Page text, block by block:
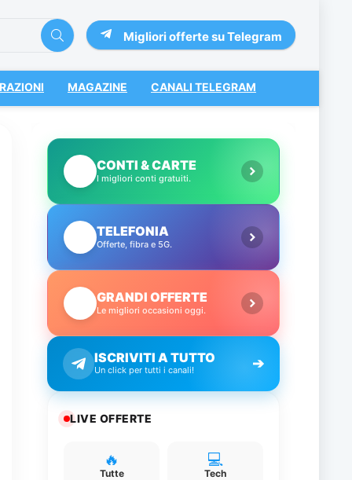
Migliori offerte su Telegram
MAGAZINE CANALI TELEGRAM
CONTI & CARTE
I migliori conti gratuiti.
TELEFONIA
Offerte, fibra e 5G.
GRANDI OFFERTE
Le migliori occasioni oggi.
ISCRIVITI A TUTTO
Un click per tutti i canali! ➔
LIVE OFFERTE
🔥
Tutte
💻
Tech